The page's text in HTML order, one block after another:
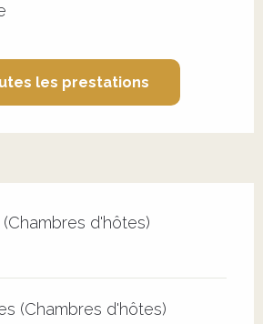
les prestations
d'hôtes)
(Chambres d'hôtes)